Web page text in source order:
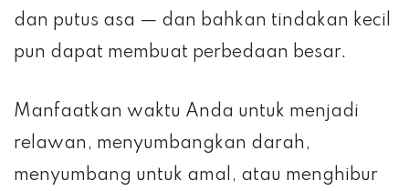
dan putus asa — dan bahkan tindakan kecil
pun dapat membuat perbedaan besar.
Manfaatkan waktu Anda untuk menjadi
relawan, menyumbangkan darah,
menyumbang untuk amal, atau menghibur